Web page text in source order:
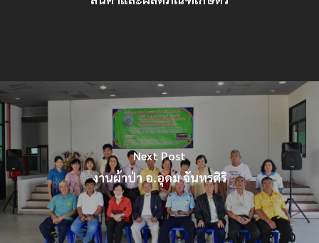
Next Post
งานผ้าป่า อ.อุดม จันทรศิริ